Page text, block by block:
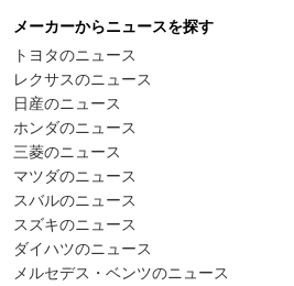
メーカーからニュースを探す
トヨタのニュース
レクサスのニュース
日産のニュース
ホンダのニュース
三菱のニュース
マツダのニュース
スバルのニュース
スズキのニュース
ダイハツのニュース
メルセデス・ベンツのニュース